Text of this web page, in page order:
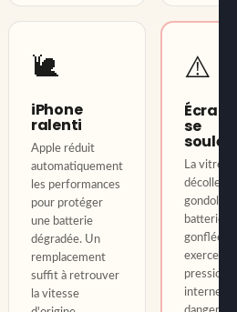
🐌
iPhone
ralenti
Apple réduit
automatiquement
les performances
pour protéger
une batterie
dégradée. Un
remplacement
suffit à retrouver
la vitesse
⚠️
Écran
se
La vitre
décolle ou
gondole.
batterie
gonflée
exerce
pression
interne